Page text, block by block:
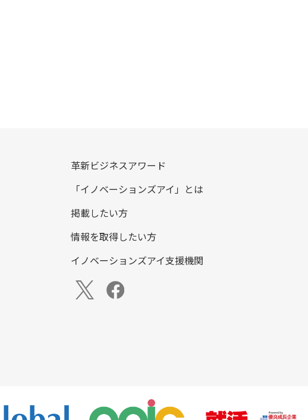
革新ビジネスアワード
「イノベーションズアイ」とは
掲載したい方
情報を取得したい方
イノベーションズアイ支援機関